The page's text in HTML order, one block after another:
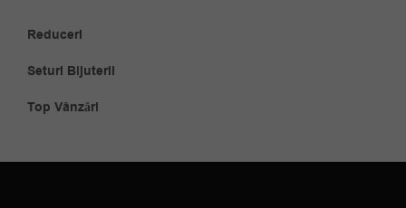
Reduceri
Seturi Bijuterii
Top Vânzări